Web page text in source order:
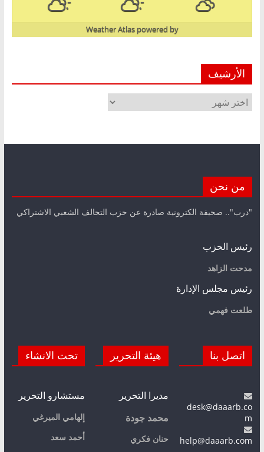
powered by
Weather Atlas
الأرشيف
الأرشيف
من نحن
"درب".. صحيفة الكترونية صادرة عن حزب التحالف الشعبي الاشتراكي
رئيس الحزب
مدحت الزاهد
رئيس مجلس الإدارة
طلعت فهمي
اتصل بنا
desk@daaarb.co
m
help@daaarb.com
هيئة التحرير
مديرا التحرير
محمد جودة
حنان فكري
تحت الانشاء
مستشارو التحرير
إلهامي الميرغي
أحمد سعد